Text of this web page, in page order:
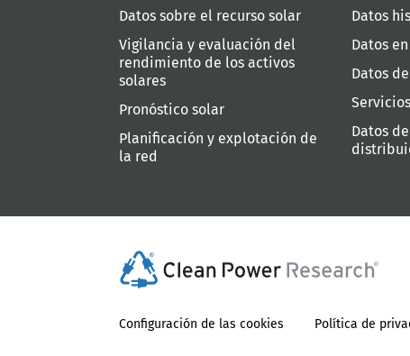
Datos sobre el recurso solar
Vigilancia y evaluación del
rendimiento de los activos
solares
Pronóstico solar
Planificación y explotación de
la red
Datos
Datos
Datos
Servicios
Datos
Configuración de las cookies Política de